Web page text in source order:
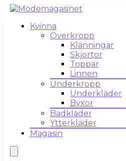
Kvinna
Överkropp
Klänningar
Skjortor
Toppar
Linnen
Underkropp
Underkläder
Byxor
Badkläder
Ytterkläder
Magasin